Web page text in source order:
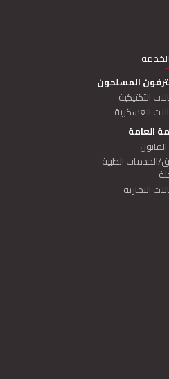
MAIN
المسلحون
التكتيكية
العسكرية
العامة
الخدمات الطبية
التجارية